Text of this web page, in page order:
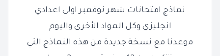
نماذج امتحانات شهر نوفمبر اولى اعدادي
انجليزي وكل المواد الأخرى واليوم
موعدنا مع نسخة جديدة من هذه النماذج التي